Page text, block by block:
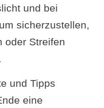
und bei
sicherzustellen,
oder Streifen
und Tipps
eine